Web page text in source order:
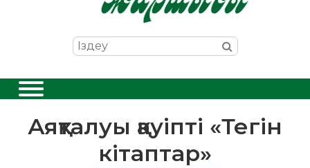
Аяқталуы қауіпті «Тегін
кітаптар»